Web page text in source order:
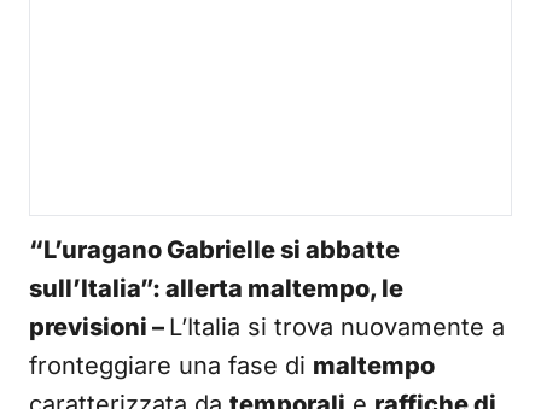
“L’uragano Gabrielle si abbatte
sull’Italia”: allerta maltempo, le
previsioni – L’Italia si trova nuovamente a
fronteggiare una fase di maltempo